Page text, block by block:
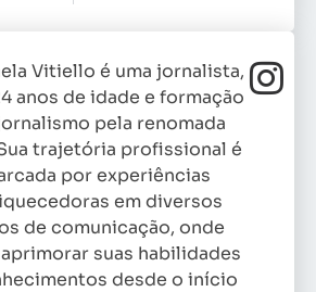
Vitiello é uma jornalista,
anos de idade e formação
pela renomada
trajetória profissional é
por experiências
em diversos
de comunicação, onde
suas habilidades
desde o início